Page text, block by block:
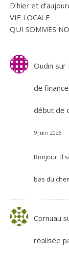
D'hier et
VIE LOCALE
QUI SOMMES
Oudin sur
de
début de
9 juin 2026
Bonjour. Il
bas du
Cornuau
réalisée